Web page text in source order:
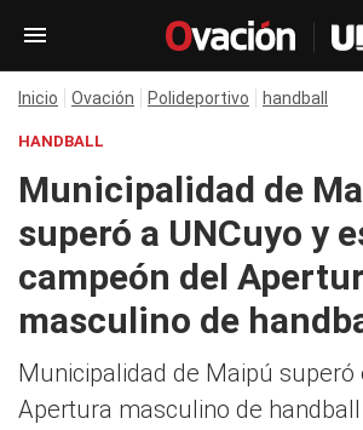
Inicio Ovación Polideportivo handball
HANDBALL
Municipalidad de
superó a UNCuyo y
campeón del
masculino de
Municipalidad de Maipú superó
Apertura masculino de handball